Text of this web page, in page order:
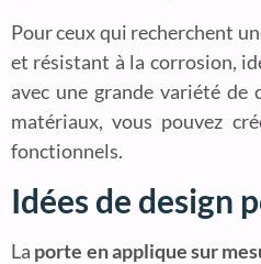
Pour ceux qui recherchent
et résistant à la corrosion,
avec une grande variété
matériaux, vous pouvez
fonctionnels.
Idées de design
La porte en applique sur